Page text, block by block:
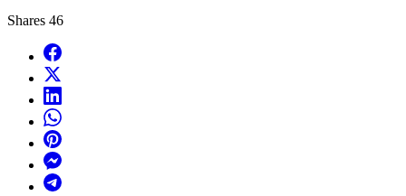
Shares 46
Facebook
WhatsApp
Pinterest
Messenger
Telegram